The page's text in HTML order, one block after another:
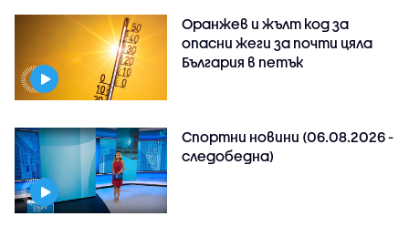
Оранжев и жълт код за
опасни жеги за почти цяла
България в петък
Спортни новини (06.08.2026 -
следобедна)